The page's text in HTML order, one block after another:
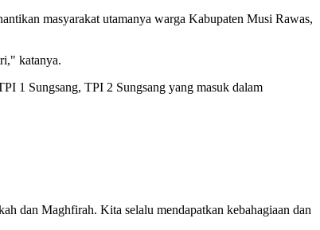
masyarakat utamanya warga Kabupaten Musi Rawas,
katanya.
1 Sungsang, TPI 2 Sungsang yang masuk dalam
dan Maghfirah. Kita selalu mendapatkan kebahagiaan dan